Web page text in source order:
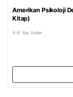
Amerikan Psikoloji
Kitap)
4-8 Yaş Setler